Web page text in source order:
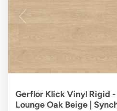
Gerflor Klick Vinyl Rigid
Lounge Oak Beige |